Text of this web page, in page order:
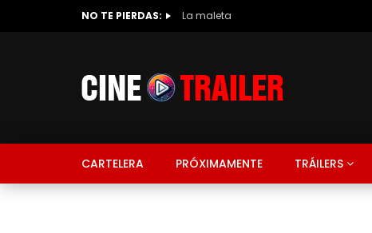
NO TE PIERDAS: La maleta
CARTELERA PRÓXIMAMENTE TRÁILERS